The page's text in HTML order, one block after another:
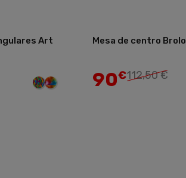
Art
Mesa de centro Brolo
90€112,50 €